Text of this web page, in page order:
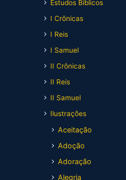
Estudos Bíblicos
I Crônicas
I Reis
I Samuel
II Crônicas
II Reis
II Samuel
Ilustrações
Aceitação
Adoção
Adoração
Alegria